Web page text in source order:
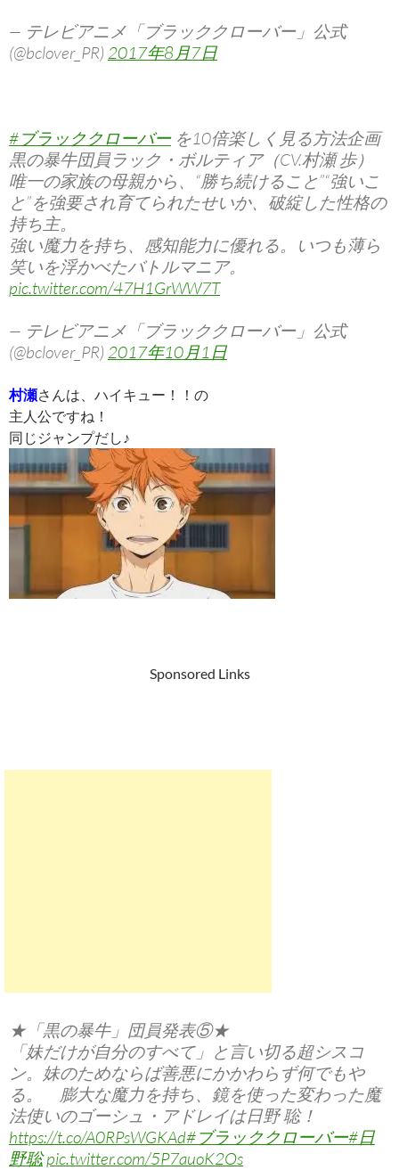
— テレビアニメ「ブラッククローバー」公式
(@bclover_PR) 2017年8月7日
#ブラッククローバーを10倍楽しく見る方法企画
黒の暴牛団員ラック・ボルティア（CV.村瀬 歩）
唯一の家族の母親から、“勝ち続けること”“強いこ
と”を強要され育てられたせいか、破綻した性格の
持ち主。
強い魔力を持ち、感知能力に優れる。いつも薄ら
笑いを浮かべたバトルマニア。
pic.twitter.com/47H1GrWW7T
— テレビアニメ「ブラッククローバー」公式
(@bclover_PR) 2017年10月1日
村瀬さんは、ハイキュー！！の
主人公ですね！
同じジャンプだし♪
Sponsored Links
★「黒の暴牛」団員発表⑤★
「妹だけが自分のすべて」と言い切る超シスコ
ン。妹のためならば善悪にかかわらず何でもや
る。 膨大な魔力を持ち、鏡を使った変わった魔
法使いのゴーシュ・アドレイは日野 聡！
https://t.co/A0RPsWGKAd#ブラッククローバー#日
野聡 pic.twitter.com/5P7auoK2Os